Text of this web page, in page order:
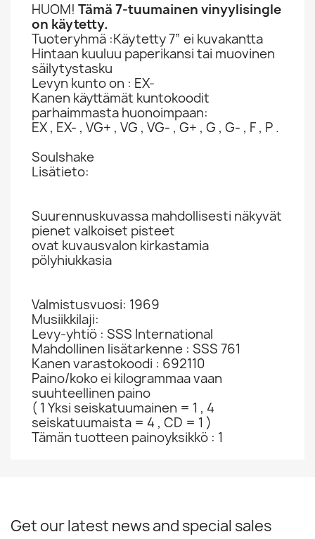
HUOM! Tämä 7-tuumainen vinyylisingle
on käytetty.
Tuoteryhmä :Käytetty 7” ei kuvakantta
Hintaan kuuluu paperikansi tai muovinen
säilytystasku
Levyn kunto on : EX-
Kanen käyttämät kuntokoodit
parhaimmasta huonoimpaan:
EX , EX- , VG+ , VG , VG- , G+ , G , G- , F , P .
Soulshake
Lisätieto:
Suurennuskuvassa mahdollisesti näkyvät
pienet valkoiset pisteet
ovat kuvausvalon kirkastamia
pölyhiukkasia
Valmistusvuosi: 1969
Musiikkilaji:
Levy-yhtiö : SSS International
Mahdollinen lisätarkenne : SSS 761
Kanen varastokoodi : 692110
Paino/koko ei kilogrammaa vaan
suuhteellinen paino
( 1 Yksi seiskatuumainen = 1 , 4
seiskatuumaista = 4 , CD = 1 )
Tämän tuotteen painoyksikkö : 1
Get our latest news and special sales